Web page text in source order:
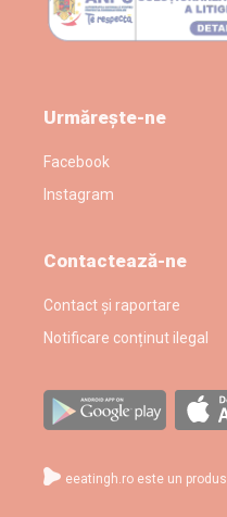
Urmărește-ne
Facebook
Instagram
Contactează-ne
Contact și raportare
Notificare conținut ilegal
eeatingh.ro este un produs